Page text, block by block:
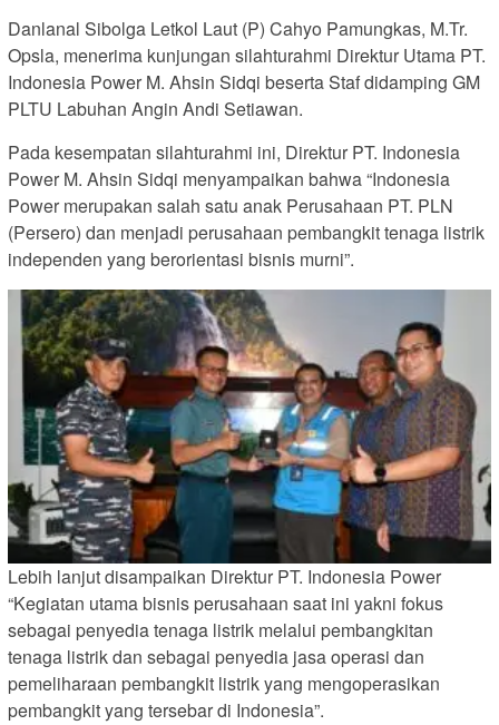
Danlanal Sibolga Letkol Laut (P) Cahyo Pamungkas, M.Tr.
Opsla, menerima kunjungan silahturahmi Direktur Utama PT.
Indonesia Power M. Ahsin Sidqi beserta Staf didamping GM
PLTU Labuhan Angin Andi Setiawan.
Pada kesempatan silahturahmi ini, Direktur PT. Indonesia
Power M. Ahsin Sidqi menyampaikan bahwa “Indonesia
Power merupakan salah satu anak Perusahaan PT. PLN
(Persero) dan menjadi perusahaan pembangkit tenaga listrik
independen yang berorientasi bisnis murni”.
Lebih lanjut disampaikan Direktur PT. Indonesia Power
“Kegiatan utama bisnis perusahaan saat ini yakni fokus
sebagai penyedia tenaga listrik melalui pembangkitan
tenaga listrik dan sebagai penyedia jasa operasi dan
pemeliharaan pembangkit listrik yang mengoperasikan
pembangkit yang tersebar di Indonesia”.